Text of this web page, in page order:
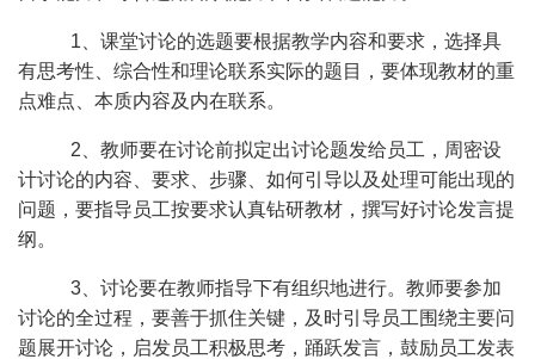
1、课堂讨论的选题要根据教学内容和要求，选择具
有思考性、综合性和理论联系实际的题目，要体现教材的重
点难点、本质内容及内在联系。
2、教师要在讨论前拟定出讨论题发给员工，周密设
计讨论的内容、要求、步骤、如何引导以及处理可能出现的
问题，要指导员工按要求认真钻研教材，撰写好讨论发言提
纲。
3、讨论要在教师指导下有组织地进行。教师要参加
讨论的全过程，要善于抓住关键，及时引导员工围绕主要问
题展开讨论，启发员工积极思考，踊跃发言，鼓励员工发表